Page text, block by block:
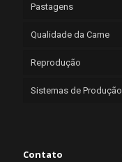
Pastagens
Qualidade da Carne
Reprodução
Sistemas de Produção
Contato